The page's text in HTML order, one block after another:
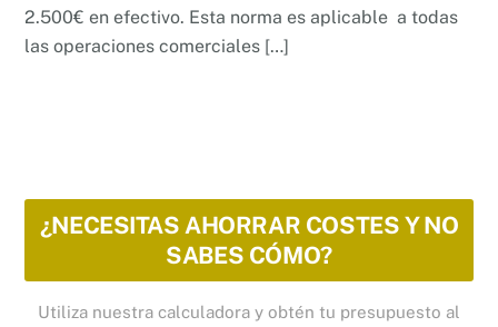
2.500€ en efectivo. Esta norma es aplicable a todas
las operaciones comerciales […]
¿NECESITAS AHORRAR COSTES Y NO
SABES CÓMO?
Utiliza nuestra calculadora y obtén tu presupuesto al